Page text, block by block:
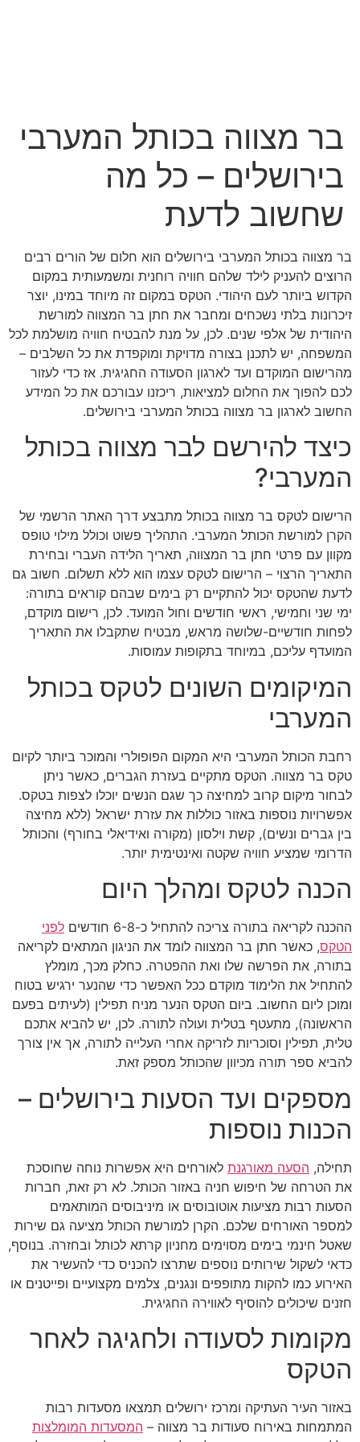
בר מצווה בכותל המערבי
בירושלים – כל מה
שחשוב לדעת
בר מצווה בכותל המערבי בירושלים הוא חלום של הורים רבים
הרוצים להעניק לילד שלהם חוויה רוחנית ומשמעותית במקום
הקדוש ביותר לעם היהודי. הטקס במקום זה מיוחד במינו, יוצר
זיכרונות בלתי נשכחים ומחבר את חתן בר המצווה למורשת
היהודית של אלפי שנים. לכן, על מנת להבטיח חוויה מושלמת לכל
המשפחה, יש לתכנן בצורה מדויקת ומוקפדת את כל השלבים –
מהרישום המוקדם ועד לארגון הסעודה החגיגית. אז כדי לעזור
לכם להפוך את החלום למציאות, ריכזנו עבורכם את כל המידע
החשוב לארגון בר מצווה בכותל המערבי בירושלים.
כיצד להירשם לבר מצווה בכותל
המערבי?
הרישום לטקס בר מצווה בכותל מתבצע דרך האתר הרשמי של
הקרן למורשת הכותל המערבי. התהליך פשוט וכולל מילוי טופס
מקוון עם פרטי חתן בר המצווה, תאריך הלידה העברי ובחירת
התאריך הרצוי – הרישום לטקס עצמו הוא ללא תשלום. חשוב גם
לדעת שהטקס יכול להתקיים רק בימים שבהם קוראים בתורה:
ימי שני וחמישי, ראשי חודשים וחול המועד. לכן, רישום מוקדם,
לפחות חודשיים-שלושה מראש, מבטיח שתקבלו את התאריך
המועדף עליכם, במיוחד בתקופות עמוסות.
המיקומים השונים לטקס בכותל
המערבי
רחבת הכותל המערבי היא המקום הפופולרי והמוכר ביותר לקיום
טקס בר מצווה. הטקס מתקיים בעזרת הגברים, כאשר ניתן
לבחור מיקום קרוב למחיצה כך שגם הנשים יוכלו לצפות בטקס.
אפשרויות נוספות באזור כוללות את עזרת ישראל (ללא מחיצה
בין גברים ונשים), קשת וילסון (מקורה ואידיאלי בחורף) והכותל
הדרומי שמציע חוויה שקטה ואינטימית יותר.
הכנה לטקס ומהלך היום
ההכנה לקריאה בתורה צריכה להתחיל כ-6-8 חודשים
לפני
הטקס, כאשר חתן בר המצווה לומד את הניגון המתאים לקריאה
בתורה, את הפרשה שלו ואת ההפטרה. כחלק מכך, מומלץ
להתחיל את הלימוד מוקדם ככל האפשר כדי שהנער ירגיש בטוח
ומוכן ליום החשוב. ביום הטקס הנער מניח תפילין (לעיתים בפעם
הראשונה), מתעטף בטלית ועולה לתורה. לכן, יש להביא אתכם
טלית, תפילין וסוכריות לזריקה אחרי העלייה לתורה, אך אין צורך
להביא ספר תורה מכיוון שהכותל מספק זאת.
מספקים ועד הסעות בירושלים –
הכנות נוספות
תחילה, הסעה מאורגנת לאורחים היא אפשרות נוחה שחוסכת
את הטרחה של חיפוש חניה באזור הכותל. לא רק זאת, חברות
הסעות רבות מציעות אוטובוסים או מיניבוסים המותאמים
למספר האורחים שלכם. הקרן למורשת הכותל מציעה גם שירות
שאטל חינמי בימים מסוימים מחניון קרתא לכותל ובחזרה. בנוסף,
כדאי לשקול שירותים נוספים שתרצו להכניס כדי להעשיר את
האירוע כמו להקות מתופפים ונגנים, צלמים מקצועיים ופייטנים או
חזנים שיכולים להוסיף לאווירה החגיגית.
מקומות לסעודה ולחגיגה לאחר
הטקס
באזור העיר העתיקה ומרכז ירושלים תמצאו מסעדות רבות
המתמחות באירוח סעודות בר מצווה – המסעדות המומלצות